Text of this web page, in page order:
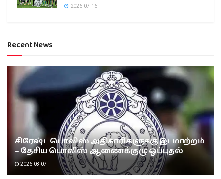
2026-07-16
Recent News
சிரேஷ்ட பொலிஸ் அதிகாரிகளுக்கு இடமாற்றம்
– தேசிய பொலிஸ் ஆணைக்குழு ஒப்புதல்
2026-08-07